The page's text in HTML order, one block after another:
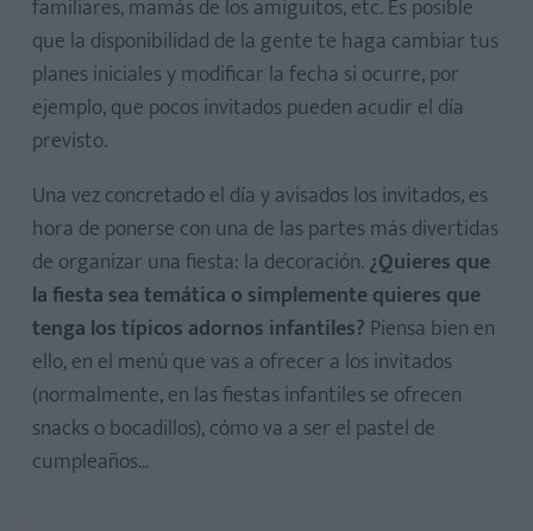
familiares, mamás de los amiguitos, etc. Es posible
que la disponibilidad de la gente te haga cambiar tus
planes iniciales y modificar la fecha si ocurre, por
ejemplo, que pocos invitados pueden acudir el día
previsto.
Una vez concretado el día y avisados los invitados, es
hora de ponerse con una de las partes más divertidas
de organizar una fiesta: la decoración. ¿Quieres que
la fiesta sea temática o simplemente quieres que
tenga los típicos adornos infantiles? Piensa bien en
ello, en el menú que vas a ofrecer a los invitados
(normalmente, en las fiestas infantiles se ofrecen
snacks o bocadillos), cómo va a ser el pastel de
cumpleaños...